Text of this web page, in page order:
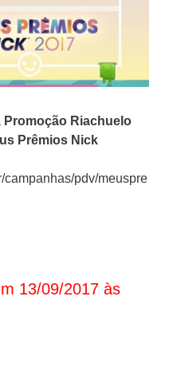
Promoção Riachuelo
Prêmios Nick
campanhas/pdv/meuspre
13/09/2017 às